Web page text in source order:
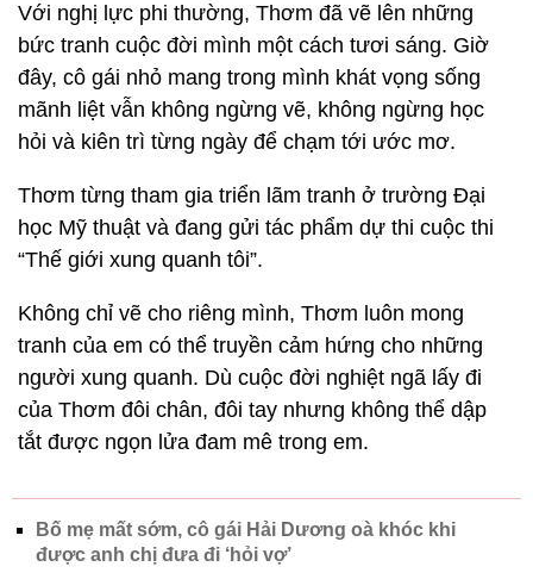
Với nghị lực phi thường, Thơm đã vẽ lên những
bức tranh cuộc đời mình một cách tươi sáng. Giờ
đây, cô gái nhỏ mang trong mình khát vọng sống
mãnh liệt vẫn không ngừng vẽ, không ngừng học
hỏi và kiên trì từng ngày để chạm tới ước mơ.
Thơm từng tham gia triển lãm tranh ở trường Đại
học Mỹ thuật và đang gửi tác phẩm dự thi cuộc thi
“Thế giới xung quanh tôi”.
Không chỉ vẽ cho riêng mình, Thơm luôn mong
tranh của em có thể truyền cảm hứng cho những
người xung quanh. Dù cuộc đời nghiệt ngã lấy đi
của Thơm đôi chân, đôi tay nhưng không thể dập
tắt được ngọn lửa đam mê trong em.
Bố mẹ mất sớm, cô gái Hải Dương oà khóc khi
được anh chị đưa đi ‘hỏi vợ’